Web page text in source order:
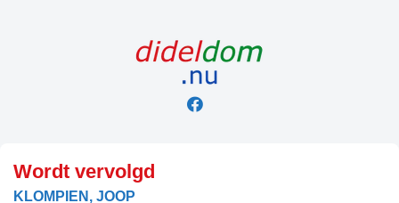
Wordt vervolgd
KLOMPIEN, JOOP